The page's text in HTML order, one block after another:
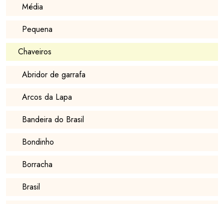
Média
Pequena
Chaveiros
Abridor de garrafa
Arcos da Lapa
Bandeira do Brasil
Bondinho
Borracha
Brasil